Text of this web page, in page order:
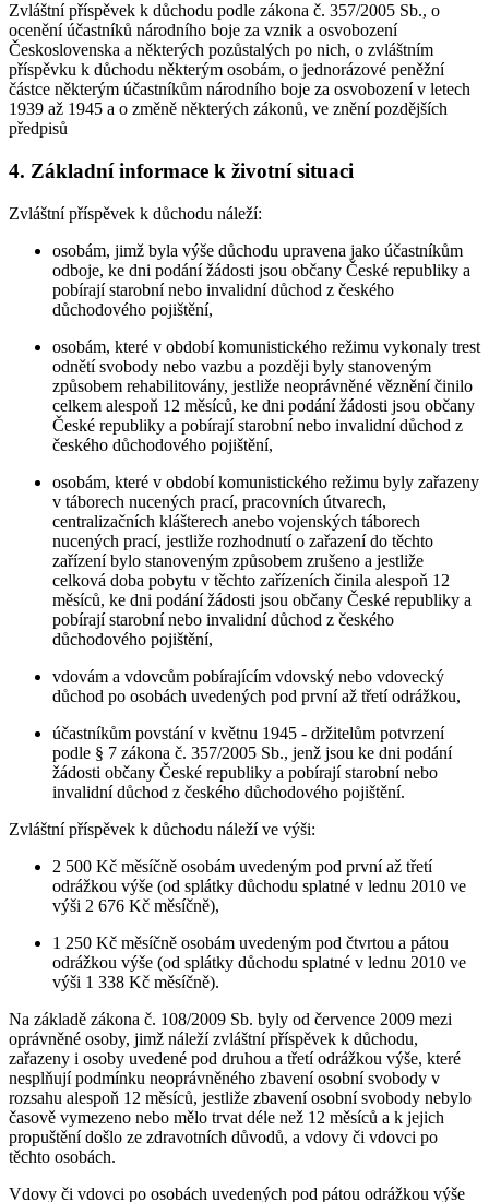
Zvláštní příspěvek k důchodu podle zákona č. 357/2005 Sb., o
ocenění účastníků národního boje za vznik a osvobození
Československa a některých pozůstalých po nich, o zvláštním
příspěvku k důchodu některým osobám, o jednorázové peněžní
částce některým účastníkům národního boje za osvobození v letech
1939 až 1945 a o změně některých zákonů, ve znění pozdějších
předpisů
4. Základní informace k životní situaci
Zvláštní příspěvek k důchodu náleží:
osobám, jimž byla výše důchodu upravena jako účastníkům
odboje, ke dni podání žádosti jsou občany České republiky a
pobírají starobní nebo invalidní důchod z českého
důchodového pojištění,
osobám, které v období komunistického režimu vykonaly trest
odnětí svobody nebo vazbu a později byly stanoveným
způsobem rehabilitovány, jestliže neoprávněné věznění činilo
celkem alespoň 12 měsíců, ke dni podání žádosti jsou občany
České republiky a pobírají starobní nebo invalidní důchod z
českého důchodového pojištění,
osobám, které v období komunistického režimu byly zařazeny
v táborech nucených prací, pracovních útvarech,
centralizačních klášterech anebo vojenských táborech
nucených prací, jestliže rozhodnutí o zařazení do těchto
zařízení bylo stanoveným způsobem zrušeno a jestliže
celková doba pobytu v těchto zařízeních činila alespoň 12
měsíců, ke dni podání žádosti jsou občany České republiky a
pobírají starobní nebo invalidní důchod z českého
důchodového pojištění,
vdovám a vdovcům pobírajícím vdovský nebo vdovecký
důchod po osobách uvedených pod první až třetí odrážkou,
účastníkům povstání v květnu 1945 - držitelům potvrzení
podle § 7 zákona č. 357/2005 Sb., jenž jsou ke dni podání
žádosti občany České republiky a pobírají starobní nebo
invalidní důchod z českého důchodového pojištění.
Zvláštní příspěvek k důchodu náleží ve výši:
2 500 Kč měsíčně osobám uvedeným pod první až třetí
odrážkou výše (od splátky důchodu splatné v lednu 2010 ve
výši 2 676 Kč měsíčně),
1 250 Kč měsíčně osobám uvedeným pod čtvrtou a pátou
odrážkou výše (od splátky důchodu splatné v lednu 2010 ve
výši 1 338 Kč měsíčně).
Na základě zákona č. 108/2009 Sb. byly od července 2009 mezi
oprávněné osoby, jimž náleží zvláštní příspěvek k důchodu,
zařazeny i osoby uvedené pod druhou a třetí odrážkou výše, které
nesplňují podmínku neoprávněného zbavení osobní svobody v
rozsahu alespoň 12 měsíců, jestliže zbavení osobní svobody nebylo
časově vymezeno nebo mělo trvat déle než 12 měsíců a k jejich
propuštění došlo ze zdravotních důvodů, a vdovy či vdovci po
těchto osobách.
Vdovy či vdovci po osobách uvedených pod pátou odrážkou výše